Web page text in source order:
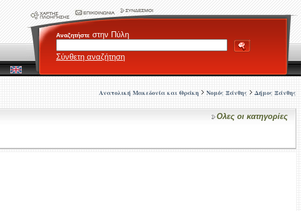
Αναζητήστε στην Πύλη
Σύνθετη αναζήτηση
Ανατολική Μακεδονία και Θράκη Νομός Ξάνθης Δήμος Ξάνθης
Ολες οι κατηγορίες